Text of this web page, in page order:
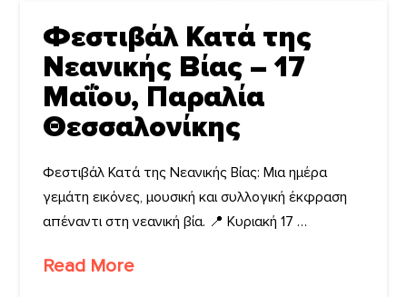
Φεστιβάλ Κατά της
Νεανικής Βίας – 17
Μαΐου, Παραλία
Θεσσαλονίκης
Φεστιβάλ Κατά της Νεανικής Βίας: Μια ημέρα
γεμάτη εικόνες, μουσική και συλλογική έκφραση
απέναντι στη νεανική βία. 📍 Κυριακή 17 …
Read More